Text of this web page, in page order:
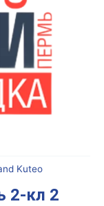
Kuteo
2-кл 2